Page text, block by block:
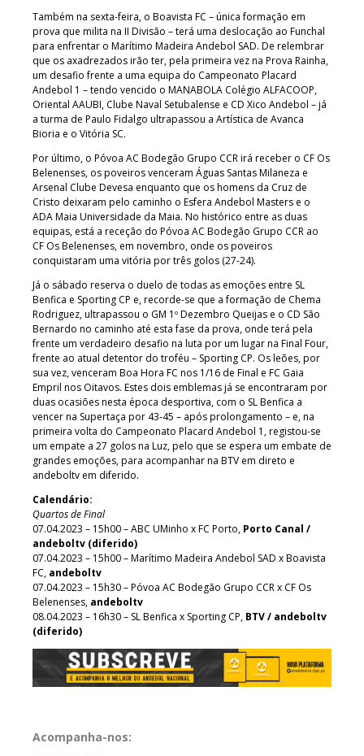
Também na sexta-feira, o Boavista FC – única formação em
prova que milita na II Divisão – terá uma deslocação ao Funchal
para enfrentar o Marítimo Madeira Andebol SAD. De relembrar
que os axadrezados irão ter, pela primeira vez na Prova Rainha,
um desafio frente a uma equipa do Campeonato Placard
Andebol 1 – tendo vencido o MANABOLA Colégio ALFACOOP,
Oriental AAUBI, Clube Naval Setubalense e CD Xico Andebol – já
a turma de Paulo Fidalgo ultrapassou a Artística de Avanca
Bioria e o Vitória SC.
Por último, o Póvoa AC Bodegão Grupo CCR irá receber o CF Os
Belenenses, os poveiros venceram Águas Santas Milaneza e
Arsenal Clube Devesa enquanto que os homens da Cruz de
Cristo deixaram pelo caminho o Esfera Andebol Masters e o
ADA Maia Universidade da Maia. No histórico entre as duas
equipas, está a receção do Póvoa AC Bodegão Grupo CCR ao
CF Os Belenenses, em novembro, onde os poveiros
conquistaram uma vitória por três golos (27-24).
Já o sábado reserva o duelo de todas as emoções entre SL
Benfica e Sporting CP e, recorde-se que a formação de Chema
Rodriguez, ultrapassou o GM 1º Dezembro Queijas e o CD São
Bernardo no caminho até esta fase da prova, onde terá pela
frente um verdadeiro desafio na luta por um lugar na Final Four,
frente ao atual detentor do troféu – Sporting CP. Os leões, por
sua vez, venceram Boa Hora FC nos 1/16 de Final e FC Gaia
Empril nos Oitavos. Estes dois emblemas já se encontraram por
duas ocasiões nesta época desportiva, com o SL Benfica a
vencer na Supertaça por 43-45 – após prolongamento – e, na
primeira volta do Campeonato Placard Andebol 1, registou-se
um empate a 27 golos na Luz, pelo que se espera um embate de
grandes emoções, para acompanhar na BTV em direto e
andeboltv em diferido.
Calendário:
Quartos de Final
07.04.2023 – 15h00 – ABC UMinho x FC Porto, Porto Canal /
andeboltv (diferido)
07.04.2023 – 15h00 – Marítimo Madeira Andebol SAD x Boavista
FC, andeboltv
07.04.2023 – 15h30 – Póvoa AC Bodegão Grupo CCR x CF Os
Belenenses, andeboltv
08.04.2023 – 16h30 – SL Benfica x Sporting CP, BTV / andeboltv
(diferido)
Acompanha-nos: